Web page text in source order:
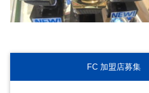
FC 加盟店募集